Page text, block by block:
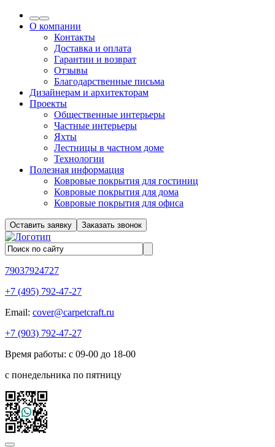
О компании
Контакты
Доставка и оплата
Гарантии и возврат
Отзывы
Благодарственные письма
Дизайнерам и архитекторам
Проекты
Общественные интерьеры
Частные интерьеры
Яхты
Лестницы в частном доме
Технологии
Полезная информация
Ковровые покрытия для гостиниц
Ковровые покрытия для дома
Ковровые покрытия для офиса
Оставить заявку Заказать звонок
79037924727
+7 (495) 792-47-27
Email: cover@carpetcraft.ru
+7 (903) 792-47-27
Время работы: с 09-00 до 18-00
с понедельника по пятницу